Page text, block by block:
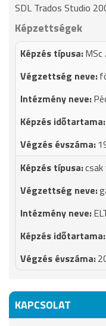
SDL Trados Studio
Képzettségek
KAPCSOLAT